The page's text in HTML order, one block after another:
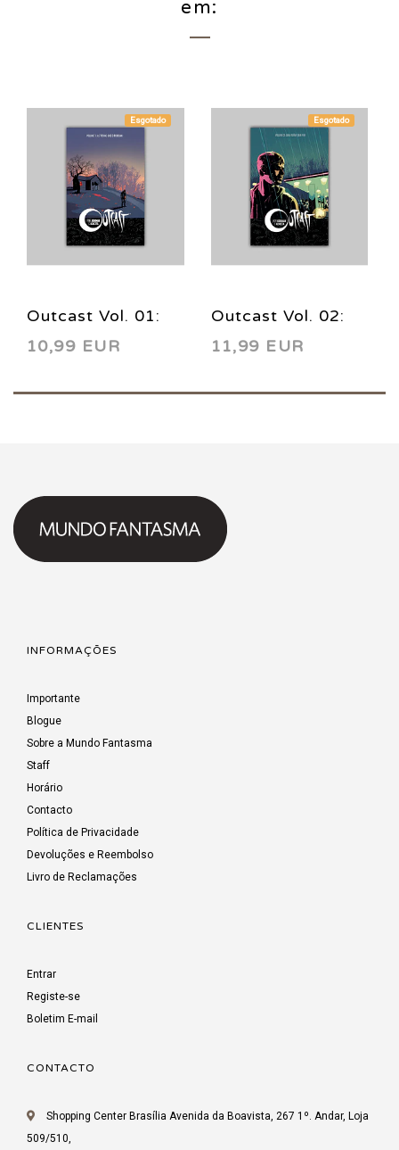
em:
Esgotado
Outcast Vol. 01:
As Trevas Que o
10,99 EUR
Esgotado
Outcast Vol. 02:
Uma Ruína Sem
11,99 EUR
INFORMAÇÕES
Importante
Blogue
Sobre a Mundo Fantasma
Staff
Horário
Contacto
Política de Privacidade
Devoluções e Reembolso
Livro de Reclamações
CLIENTES
Entrar
Registe-se
Boletim E-mail
CONTACTO
Shopping Center Brasília Avenida da Boavista, 267 1º. Andar, Loja
509/510,